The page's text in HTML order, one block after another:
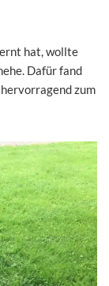
hat, wollte
Dafür fand
zum